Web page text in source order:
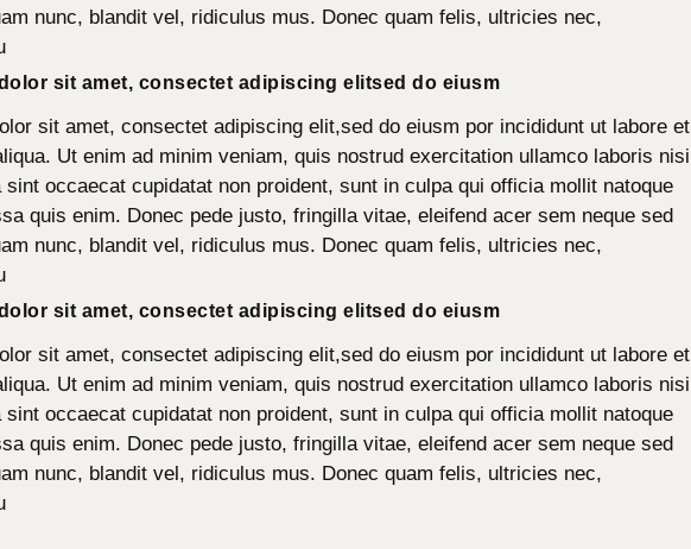
nunc, blandit vel, ridiculus mus. Donec quam felis, ultricies nec,
sit amet, consectet adipiscing elitsed do eiusm
sit amet, consectet adipiscing elit,sed do eiusm por incididunt ut labore et
Ut enim ad minim veniam, quis nostrud exercitation ullamco laboris nisi
sint occaecat cupidatat non proident, sunt in culpa qui officia mollit natoque
quis enim. Donec pede justo, fringilla vitae, eleifend acer sem neque sed
nunc, blandit vel, ridiculus mus. Donec quam felis, ultricies nec,
sit amet, consectet adipiscing elitsed do eiusm
sit amet, consectet adipiscing elit,sed do eiusm por incididunt ut labore et
Ut enim ad minim veniam, quis nostrud exercitation ullamco laboris nisi
sint occaecat cupidatat non proident, sunt in culpa qui officia mollit natoque
quis enim. Donec pede justo, fringilla vitae, eleifend acer sem neque sed
nunc, blandit vel, ridiculus mus. Donec quam felis, ultricies nec,